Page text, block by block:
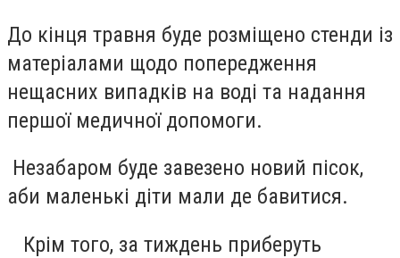
До кінця травня буде розміщено стенди із
матеріалами щодо попередження
нещасних випадків на воді та надання
першої медичної допомоги.
Незабаром буде завезено новий пісок,
аби маленькі діти мали де бавитися.
Крім того, за тиждень приберуть